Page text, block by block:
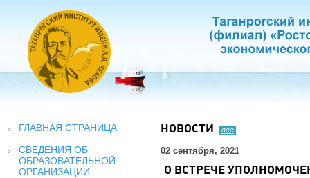
ГЛАВНАЯ СТРАНИЦА
СВЕДЕНИЯ ОБ
ОБРАЗОВАТЕЛЬНОЙ
ОРГАНИЗАЦИИ
НОВОСТИ все
02 сентября, 2021
О ВСТРЕЧЕ